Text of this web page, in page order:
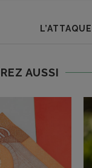
AUSSI